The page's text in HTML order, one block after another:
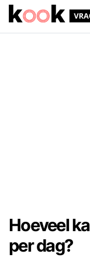
Hoeveel
per dag?